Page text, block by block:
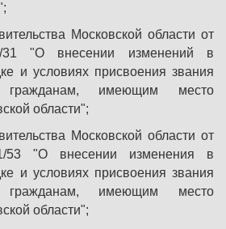
Московской области от
31 "О внесении изменений в
и условиях присвоения звания
гражданам, имеющим место
области";
Московской области от
53 "О внесении изменения в
и условиях присвоения звания
гражданам, имеющим место
области";